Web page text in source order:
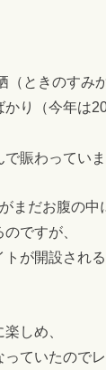
ときのすみ
り（今年は
賑わっていま
まだお腹の中
ですが、
が開設される
しめ、
ていたので